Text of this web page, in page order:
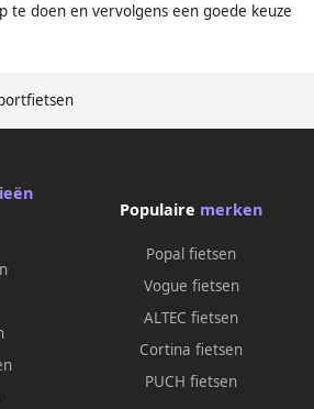
te doen en vervolgens een goede keuze
Populaire merken
Popal fietsen
Vogue fietsen
ALTEC fietsen
Cortina fietsen
PUCH fietsen